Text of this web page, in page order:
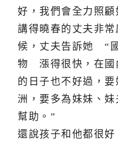
好，我們會全力照顧
講得曉春的丈夫非
候，丈夫告訴她 “
物 漲得很快，在國
的日子也不好過，
洲，要多為妹妹、
幫助。”
還說孩子和他都很